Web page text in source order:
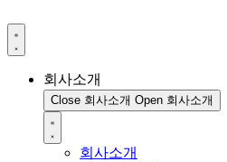
회사소개
Close 회사소개 Open 회사소개
회사소개